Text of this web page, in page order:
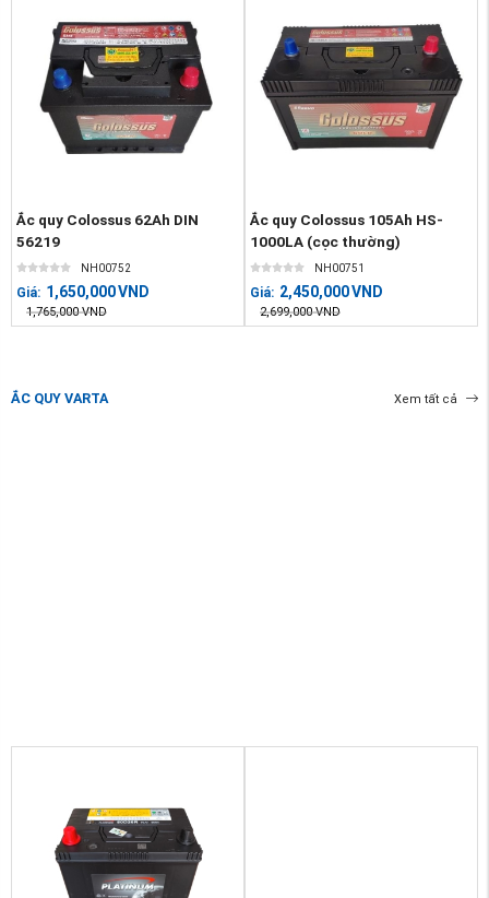
Ắc quy Colossus 62Ah DIN
56219
NH00752
Giá: 1,650,000VND
1,765,000 VND
Ắc quy Colossus 105Ah HS-
1000LA (cọc thường)
NH00751
Giá: 2,450,000VND
2,699,000 VND
ẮC QUY VARTA Xem tất cả